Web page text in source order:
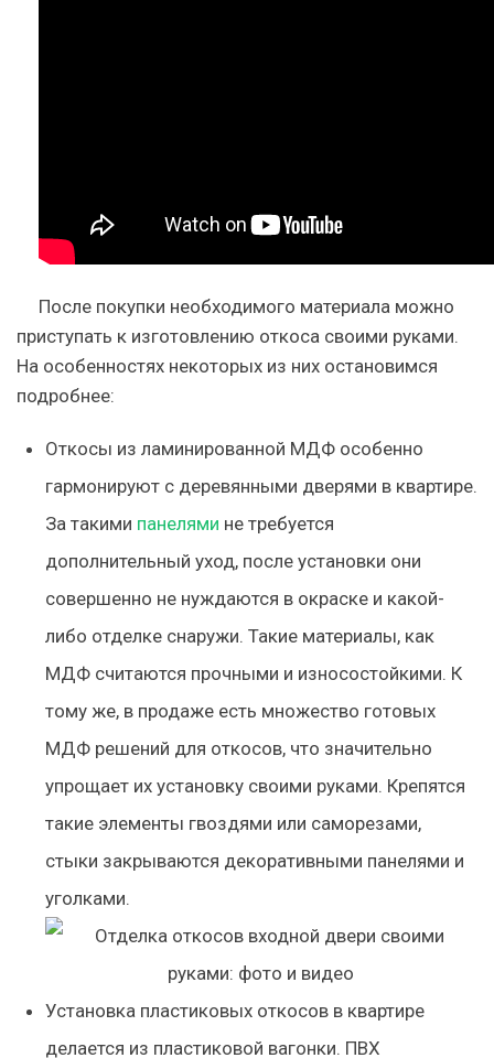
После покупки необходимого материала можно
приступать к изготовлению откоса своими руками.
На особенностях некоторых из них остановимся
подробнее:
Откосы из ламинированной МДФ особенно
гармонируют с деревянными дверями в квартире.
За такими панелями не требуется
дополнительный уход, после установки они
совершенно не нуждаются в окраске и какой-
либо отделке снаружи. Такие материалы, как
МДФ считаются прочными и износостойкими. К
тому же, в продаже есть множество готовых
МДФ решений для откосов, что значительно
упрощает их установку своими руками. Крепятся
такие элементы гвоздями или саморезами,
стыки закрываются декоративными панелями и
уголками.
Установка пластиковых откосов в квартире
делается из пластиковой вагонки. ПВХ